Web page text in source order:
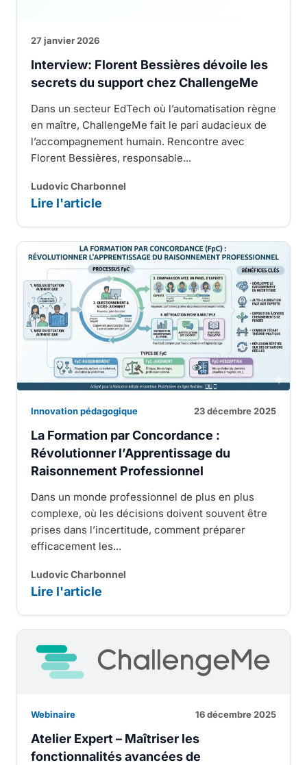
27 janvier 2026
Interview: Florent Bessières dévoile les
secrets du support chez ChallengeMe
Dans un secteur EdTech où l’automatisation règne
en maître, ChallengeMe fait le pari audacieux de
l’accompagnement humain. Rencontre avec
Florent Bessières, responsable...
Ludovic Charbonnel
Lire l'article
Innovation pédagogique 23 décembre 2025
La Formation par Concordance :
Révolutionner l’Apprentissage du
Raisonnement Professionnel
Dans un monde professionnel de plus en plus
complexe, où les décisions doivent souvent être
prises dans l’incertitude, comment préparer
efficacement les...
Ludovic Charbonnel
Lire l'article
Webinaire 16 décembre 2025
Atelier Expert – Maîtriser les
fonctionnalités avancées de